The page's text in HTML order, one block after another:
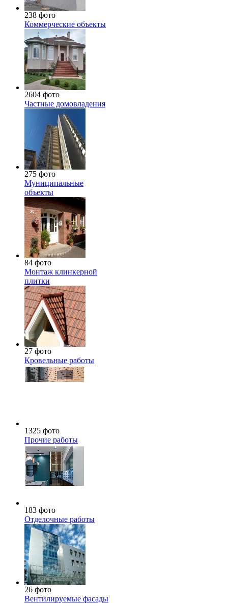
238 фото
Коммерческие объекты
2604 фото
Частные домовладения
275 фото
Муниципальные
объекты
84 фото
Монтаж клинкерной
плитки
27 фото
Кровельные работы
1325 фото
Прочие работы
183 фото
Отделочные работы
26 фото
Вентилируемые фасады